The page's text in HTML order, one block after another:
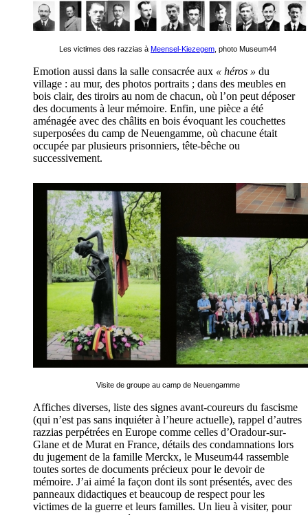
Les victimes des razzias à Meensel-Kiezegem , photo Museum44
Emotion aussi dans la salle consacrée aux « héros » du
village : au mur, des photos portraits ; dans des meubles en
bois clair, des tiroirs au nom de chacun, où l’on peut déposer
des documents à leur mémoire. Enfin, une pièce a été
aménagée avec des châlits en bois évoquant les couchettes
superposées du camp de Neuengamme, où chacune était
occupée par plusieurs prisonniers, tête-bêche ou
successivement.
Visite de groupe au camp de Neuengamme
Affiches diverses, liste des signes avant-coureurs du fascisme
(qui n’est pas sans inquiéter à l’heure actuelle), rappel d’autres
razzias perpétrées en Europe comme celles d’Oradour-sur-
Glane et de Murat en France, détails des condamnations lors
du jugement de la famille Merckx, le Museum44 rassemble
toutes sortes de documents précieux pour le devoir de
mémoire. J’ai aimé la façon dont ils sont présentés, avec des
panneaux didactiques et beaucoup de respect pour les
victimes de la guerre et leurs familles. Un lieu à visiter, pour